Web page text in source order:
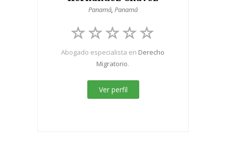
Panamá, Panamá
Abogado especialista en Derecho
Migratorio.
Ver perfil